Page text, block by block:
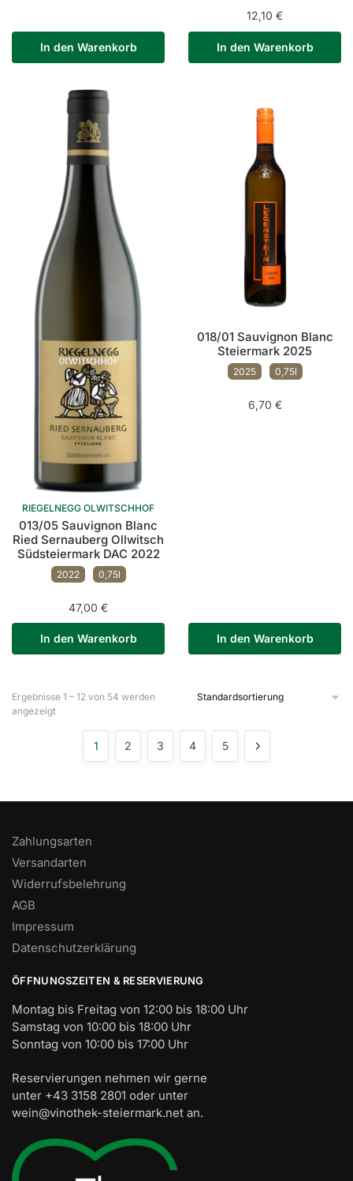
In den Warenkorb
12,10 €
In den Warenkorb
RIEGELNEGG OLWITSCHHOF
013/05 Sauvignon Blanc
Ried Sernauberg Ollwitsch
Südsteiermark DAC 2022
2022 0,75l
47,00 €
In den Warenkorb
018/01 Sauvignon Blanc
Steiermark 2025
2025 0,75l
6,70 €
In den Warenkorb
Ergebnisse 1 – 12 von 54 werden
angezeigt
1 2 3 4 5
Zahlungsarten
Versandarten
Widerrufsbelehrung
AGB
Impressum
Datenschutzerklärung
ÖFFNUNGSZEITEN & RESERVIERUNG
Montag bis Freitag von 12:00 bis 18:00 Uhr
Samstag von 10:00 bis 18:00 Uhr
Sonntag von 10:00 bis 17:00 Uhr
Reservierungen nehmen wir gerne
unter +43 3158 2801 oder unter
wein@vinothek-steiermark.net an.